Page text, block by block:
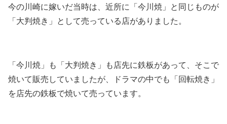
今の川崎に嫁いだ当時は、近所に「今川焼」と同じものが
「大判焼き」として売っている店がありました。
「今川焼」も「大判焼き」も店先に鉄板があって、そこで
焼いて販売していましたが、ドラマの中でも「回転焼き」
を店先の鉄板で焼いて売っています。